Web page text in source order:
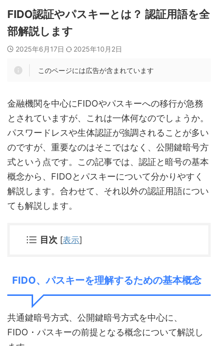
FIDO認証やパスキーとは？ 認証用語を全
部解説します
2025年6月17日 2025年10月2日
このページには広告が含まれています
金融機関を中心にFIDOやパスキーへの移行が急務
とされていますが、これは一体何なのでしょうか。
パスワードレスや生体認証が強調されることが多い
のですが、重要なのはそこではなく、公開鍵暗号方
式という点です。この記事では、認証と暗号の基本
概念から、FIDOとパスキーについて分かりやすく
解説します。合わせて、それ以外の認証用語につい
ても解説します。
目次 [表示]
FIDO、パスキーを理解するための基本概念
共通鍵暗号方式、公開鍵暗号方式を中心に、
FIDO・パスキーの前提となる概念について解説し